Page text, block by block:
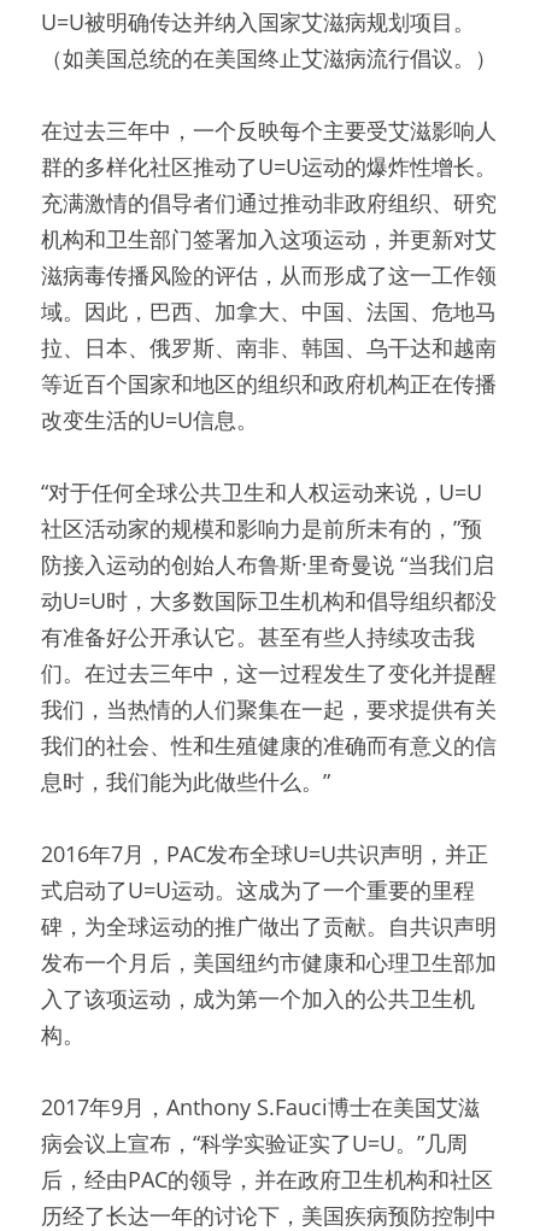
U=U被明确传达并纳入国家艾滋病规划项目。
（如美国总统的在美国终止艾滋病流行倡议。）
在过去三年中，一个反映每个主要受艾滋影响人
群的多样化社区推动了U=U运动的爆炸性增长。
充满激情的倡导者们通过推动非政府组织、研究
机构和卫生部门签署加入这项运动，并更新对艾
滋病毒传播风险的评估，从而形成了这一工作领
域。因此，巴西、加拿大、中国、法国、危地马
拉、日本、俄罗斯、南非、韩国、乌干达和越南
等近百个国家和地区的组织和政府机构正在传播
改变生活的U=U信息。
“对于任何全球公共卫生和人权运动来说，U=U
社区活动家的规模和影响力是前所未有的，”预
防接入运动的创始人布鲁斯·里奇曼说 “当我们启
动U=U时，大多数国际卫生机构和倡导组织都没
有准备好公开承认它。甚至有些人持续攻击我
们。在过去三年中，这一过程发生了变化并提醒
我们，当热情的人们聚集在一起，要求提供有关
我们的社会、性和生殖健康的准确而有意义的信
息时，我们能为此做些什么。”
2016年7月，PAC发布全球U=U共识声明，并正
式启动了U=U运动。这成为了一个重要的里程
碑，为全球运动的推广做出了贡献。自共识声明
发布一个月后，美国纽约市健康和心理卫生部加
入了该项运动，成为第一个加入的公共卫生机
构。
2017年9月，Anthony S.Fauci博士在美国艾滋
病会议上宣布，“科学实验证实了U=U。”几周
后，经由PAC的领导，并在政府卫生机构和社区
历经了长达一年的讨论下，美国疾病预防控制中